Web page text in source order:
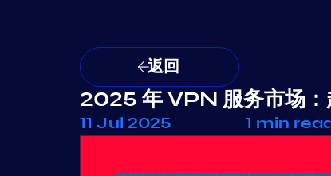
返回
2025 年 VPN 服务市场：
11 Jul 2025 1 min